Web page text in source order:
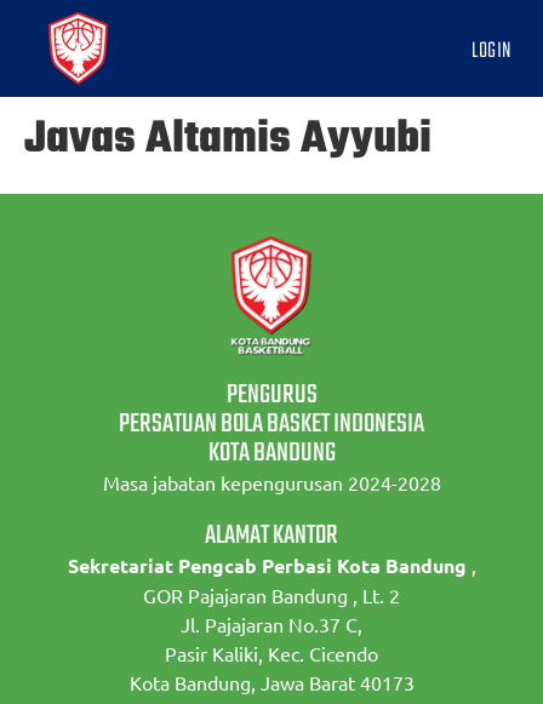
LOGIN
Javas Altamis Ayyubi
PENGURUS
PERSATUAN BOLA BASKET INDONESIA
KOTA BANDUNG
Masa jabatan kepengurusan 2024-2028
ALAMAT KANTOR
Sekretariat Pengcab Perbasi Kota Bandung ,
GOR Pajajaran Bandung , Lt. 2
Jl. Pajajaran No.37 C,
Pasir Kaliki, Kec. Cicendo
Kota Bandung, Jawa Barat 40173